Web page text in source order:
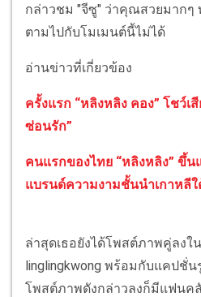
กล่าวชม "จีซู" ว่าคุณสวยมากๆ
ตามไปกับโมเมนต์นี้ไม่ได้
อ่านข่าวที่เกี่ยวข้อง
ครั้งแรก “หลิงหลิง คอง” โชว์เ
ซ่อนรัก”
คนแรกของไทย “หลิงหลิง” ขึ้
แบรนด์ความงามชั้นนำเกาหลีใ
ล่าสุดเธอยังได้โพสต์ภาพคู่ลง
linglingkwong พร้อมกับแคปชั่น
โพสต์ภาพดังกล่าวลงก็มีแฟนค